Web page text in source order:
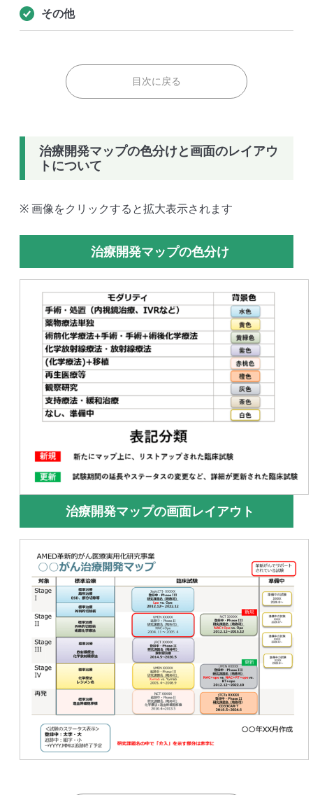
その他
目次に戻る
治療開発マップの色分けと画面のレイアウ
トについて
※ 画像をクリックすると拡大表示されます
治療開発マップの色分け
治療開発マップの画面レイアウト